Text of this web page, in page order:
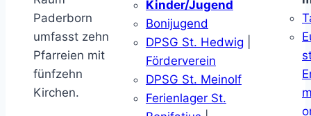
Paderborn
umfasst zehn
Pfarreien mit
fünfzehn
Kirchen.
Kinder/Jugend
Bonijugend
DPSG St. Hedwig
Förderverein
DPSG St. Meinolf
Ferienlager St.